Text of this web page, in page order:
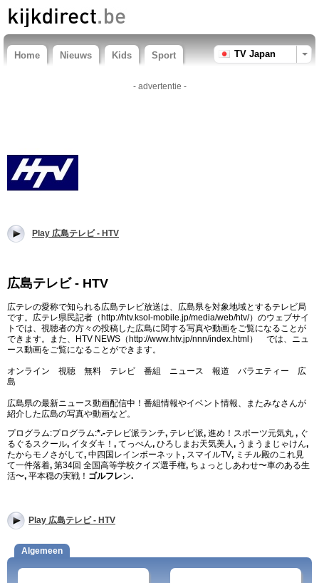
Home Nieuws Kids Sport TV Japan
- advertentie -
Play 広島テレビ - HTV
広島テレビ - HTV
広テレの愛称で知られる広島テレビ放送は、広島県を対象地域とするテレビ局
です。広テレ県民記者（http://htv.ksol-mobile.jp/media/web/htv/）のウェブサイ
トでは、視聴者の方々の投稿した広島に関する写真や動画をご覧になることが
できます。また、HTV NEWS（http://www.htv.jp/nnn/index.html） では、ニュ
ース動画をご覧になることができます。
オンライン 視聴 無料 テレビ 番組 ニュース 報道 バラエティー 広
島
広島県の最新ニュース動画配信中！番組情報やイベント情報、またみなさんが
紹介した広島の写真や動画など。
プログラム:プログラム:*.-テレビ派ランチ, テレビ派, 進め！スポーツ元気丸 , ぐ
るぐるスクール, イタダキ！ , てっぺん, ひろしまお天気美人, うまうまじゃけん,
たからモノさがして, 中四国レインボーネット , スマイルTV, ミチル殿のこれ見
て一件落着, 第34回 全国高等学校クイズ選手権, ちょっとしあわせ〜車のある生
活〜, 平本穏の実戦！ ゴルフレン.
Play 広島テレビ - HTV
Algemeen